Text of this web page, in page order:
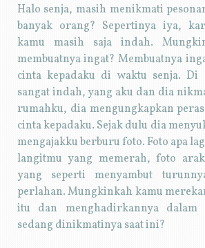
Halo senja, masih menikmati
banyak orang? Sepertinya iya,
kamu masih saja indah.
membuatnya ingat? Membuatnya
cinta kepadaku di waktu senja. Di
sangat indah, yang aku dan dia
rumahku, dia mengungkapkan
cinta kepadaku. Sejak dulu dia
mengajakku berburu foto. Foto apa
langitmu yang memerah, foto
yang seperti menyambut
perlahan. Mungkinkah kamu
itu dan menghadirkannya dalam
sedang dinikmatinya saat ini?